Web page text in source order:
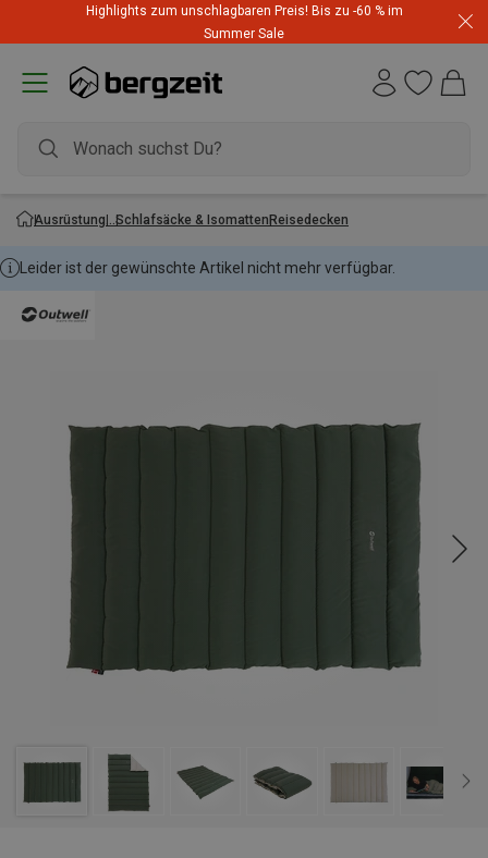
Highlights zum unschlagbaren Preis! Bis zu -60 % im
Summer Sale
Ausrüstung Schlafsäcke & IsomattenReisedecken
Leider ist der gewünschte Artikel nicht mehr verfügbar.